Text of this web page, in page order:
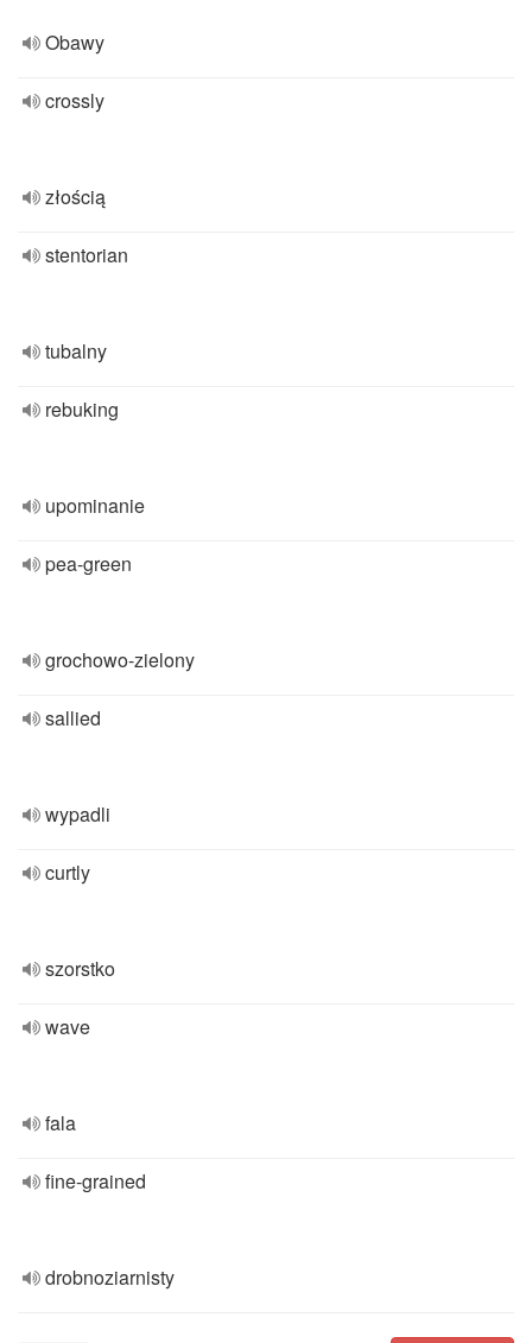
Obawy
crossly
złością
stentorian
tubalny
rebuking
upominanie
pea-green
grochowo-zielony
sallied
wypadli
curtly
szorstko
wave
fala
fine-grained
drobnoziarnisty